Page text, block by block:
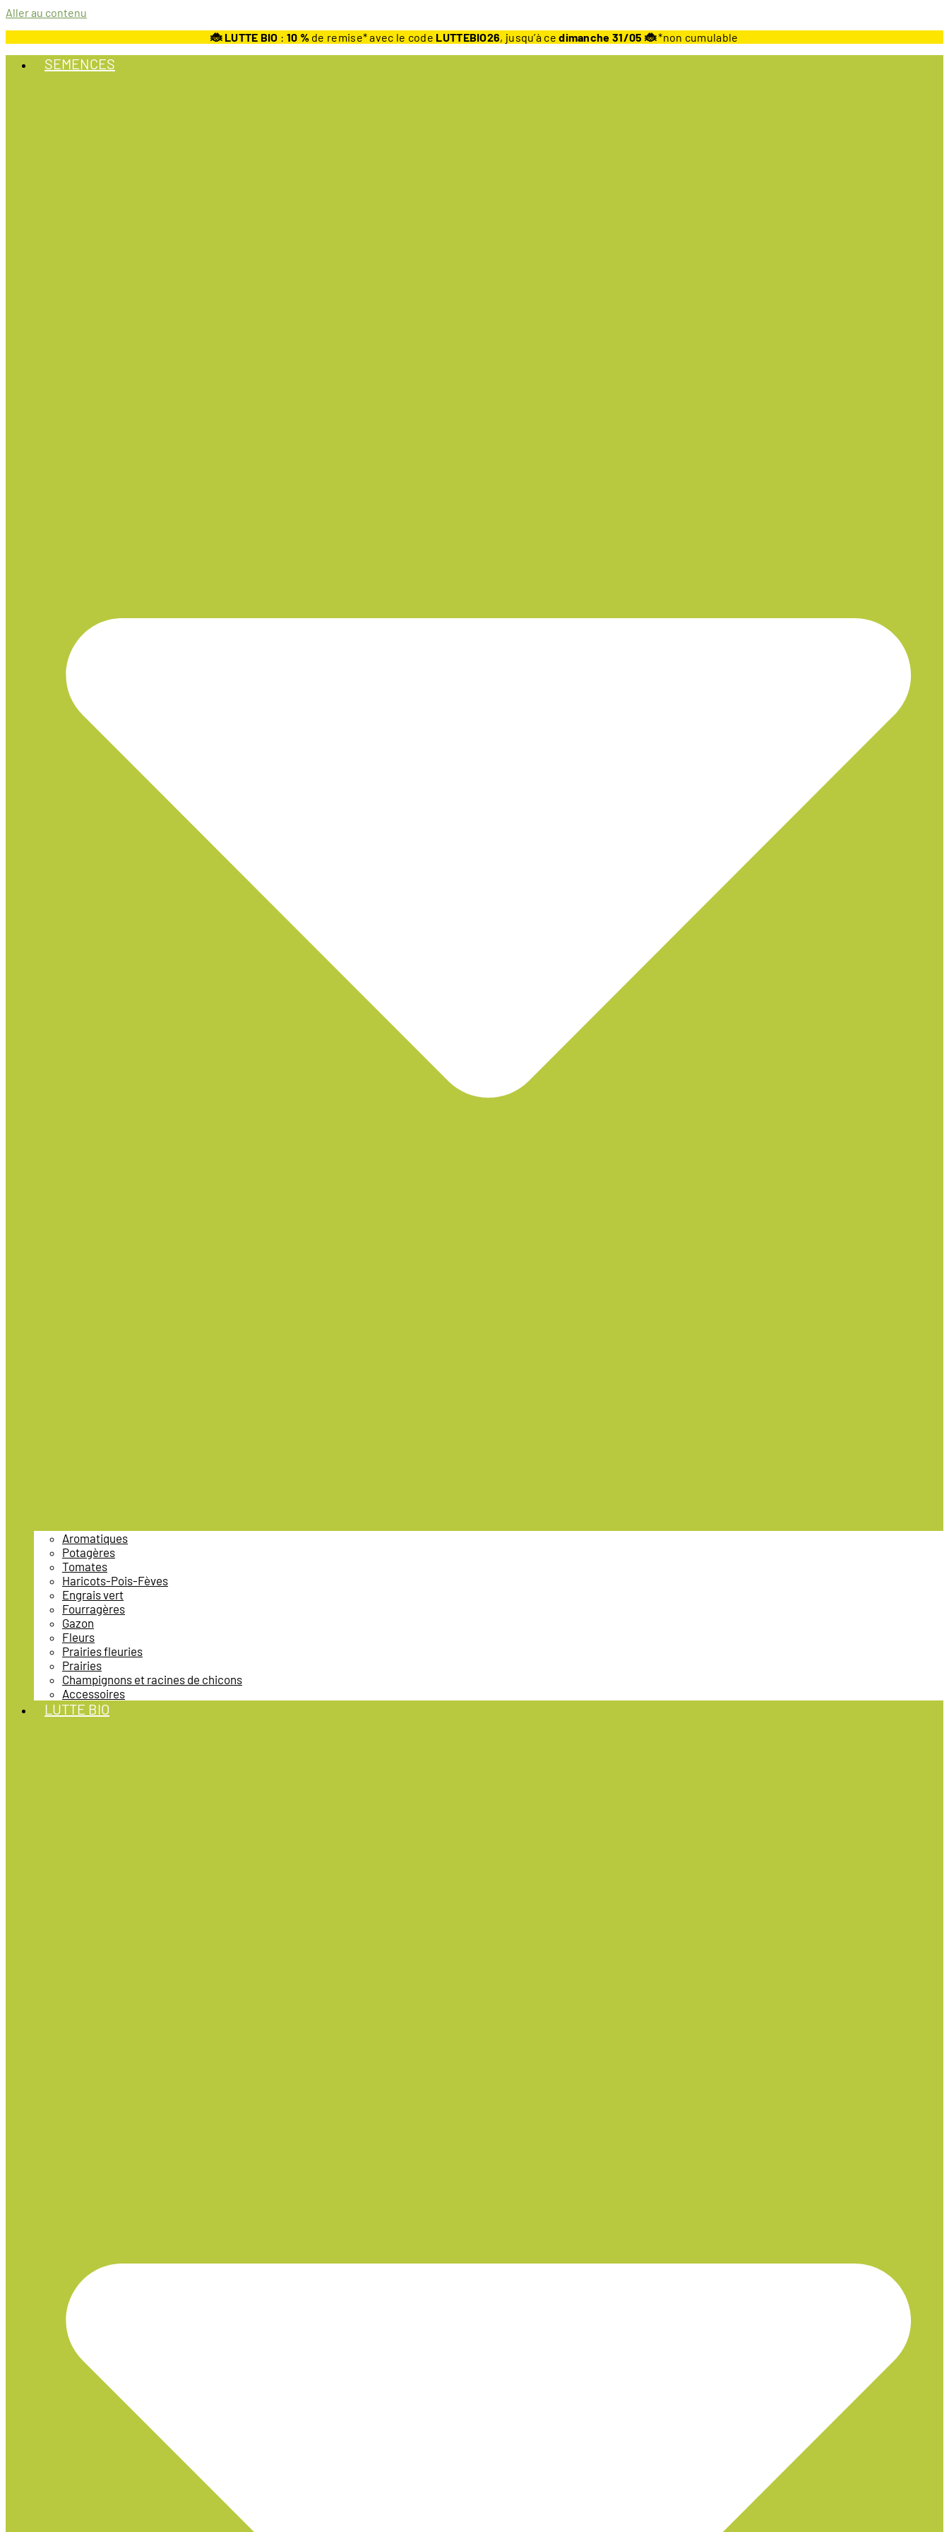
Aller au contenu
🐞 LUTTE BIO : 10 %de remise* avec le code LUTTEBIO26, jusqu’à cedimanche 31/05 🐞*non cumulable
SEMENCES
Aromatiques
Potagères
Tomates
Haricots-Pois-Fèves
Engrais vert
Fourragères
Gazon
Fleurs
Prairies fleuries
Prairies
Champignons et racines de chicons
Accessoires
LUTTE BIO